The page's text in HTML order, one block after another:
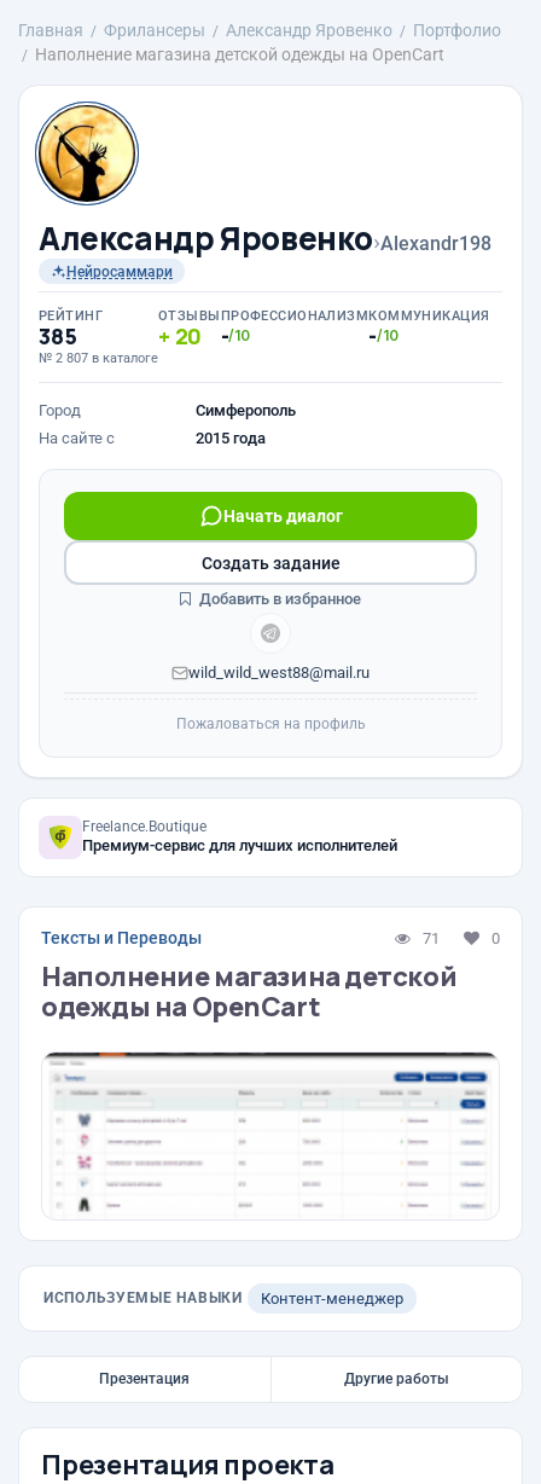
Главная Фрилансеры Александр Яровенко
Портфолио
Наполнение магазина детской одежды на OpenCart
Александр Яровенко›Alexandr198
Нейросаммари
РЕЙТИНГ
385
№ 2 807 в каталоге
ОТЗЫВЫ
20
ПРОФЕССИОНАЛИЗМ
-/10
КОММУНИКАЦИЯ
-/10
Город
Симферополь
На сайте с
2015 года
Начать диалог
wild_wild_west88@mail.ru
Создать задание
Добавить в избранное
Пожаловаться на профиль
Freelance.Boutique
Премиум-сервис для лучших исполнителей
Тексты и Переводы 71 0
Наполнение магазина детской
одежды на OpenCart
ИСПОЛЬЗУЕМЫЕ НАВЫКИ Контент-менеджер
Презентация Другие работы
Презентация проекта